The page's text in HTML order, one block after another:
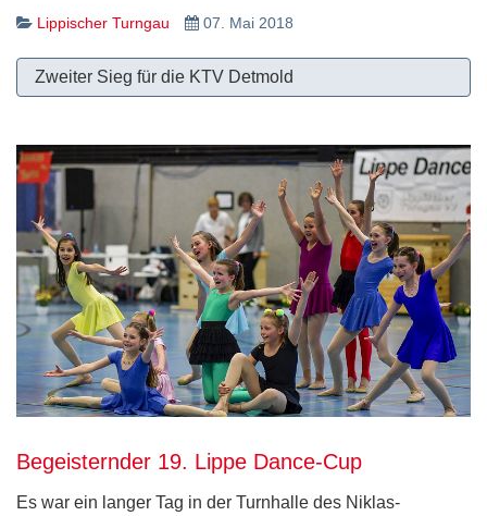
Lippischer Turngau 07. Mai 2018
Zweiter Sieg für die KTV Detmold
Begeisternder 19. Lippe Dance-Cup
Es war ein langer Tag in der Turnhalle des Niklas-